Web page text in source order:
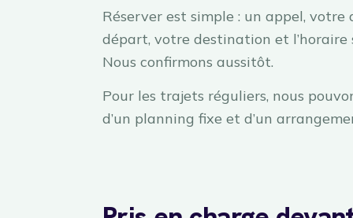
Réserver est simple : un appel, votre
départ, votre destination et l’horaire
Nous confirmons aussitôt.
Pour les trajets réguliers, nous
d’un planning fixe et d’un